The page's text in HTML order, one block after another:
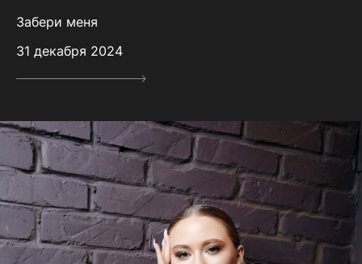
Забери меня
31 декабря 2024